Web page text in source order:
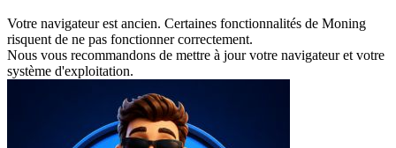
Votre navigateur est ancien. Certaines fonctionnalités de Moning
risquent de ne pas fonctionner correctement.
Nous vous recommandons de mettre à jour votre navigateur et votre
système d'exploitation.